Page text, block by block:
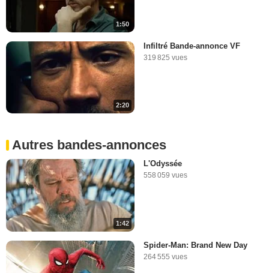
1:50
2:20
Infiltré Bande-annonce VF
319 825 vues
Autres bandes-annonces
1:42
L'Odyssée
558 059 vues
Spider-Man: Brand New Day
264 555 vues